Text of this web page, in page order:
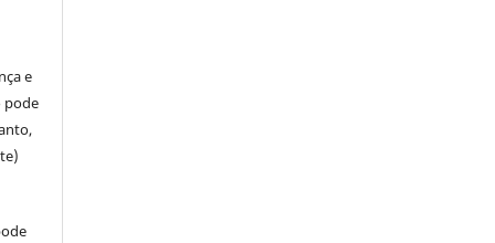
e
pode